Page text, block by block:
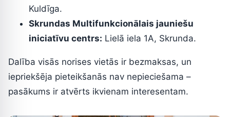
Kuldīga.
Skrundas Multifunkcionālais jauniešu
iniciatīvu centrs: Lielā iela 1A, Skrunda.
Dalība visās norises vietās ir bezmaksas, un
iepriekšēja pieteikšanās nav nepieciešama –
pasākums ir atvērts ikvienam interesentam.